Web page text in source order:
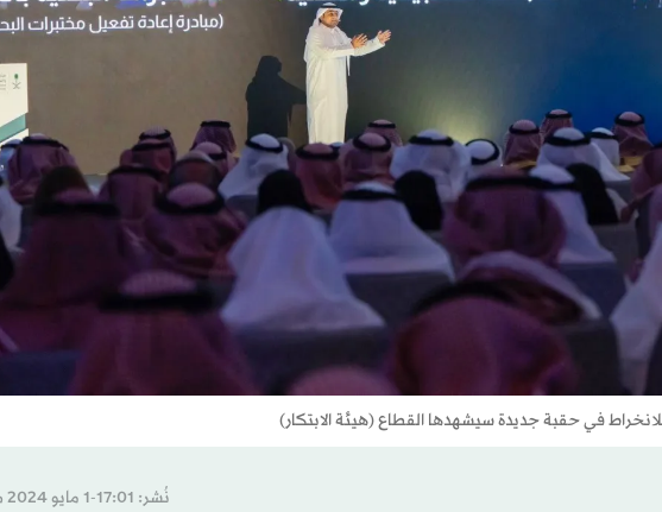
للانخراط في حقبة جديدة سيشهدها القطاع (هيئة الابتكار)
نُشر: 17:01-1 مايو 2024 م ـ 23 شوّال 1445 هـ